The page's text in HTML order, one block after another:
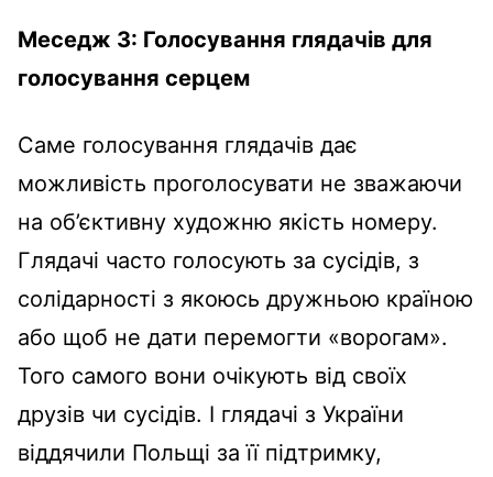
Меседж 3: Голосування глядачів для
голосування серцем
Саме голосування глядачів дає
можливість проголосувати не зважаючи
на об’єктивну художню якість номеру.
Глядачі часто голосують за сусідів, з
солідарності з якоюсь дружньою країною
або щоб не дати перемогти «ворогам».
Того самого вони очікують від своїх
друзів чи сусідів. І глядачі з України
віддячили Польщі за її підтримку,